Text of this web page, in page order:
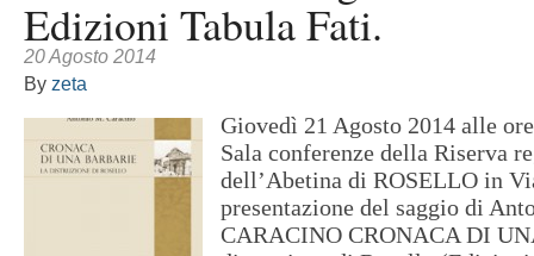
Edizioni Tabula Fati.
20 Agosto 2014
By zeta
Giovedì 21 Agosto 2014 alle
Sala conferenze della Riserva
dell’Abetina di ROSELLO in
presentazione del saggio di
CARACINO CRONACA DI